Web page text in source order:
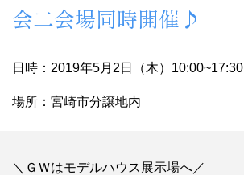
会二会場同時開催♪
日時：2019年5月2日（木）10:00~17:30
場所：宮崎市分譲地内
＼ＧＷはモデルハウス展示場へ／